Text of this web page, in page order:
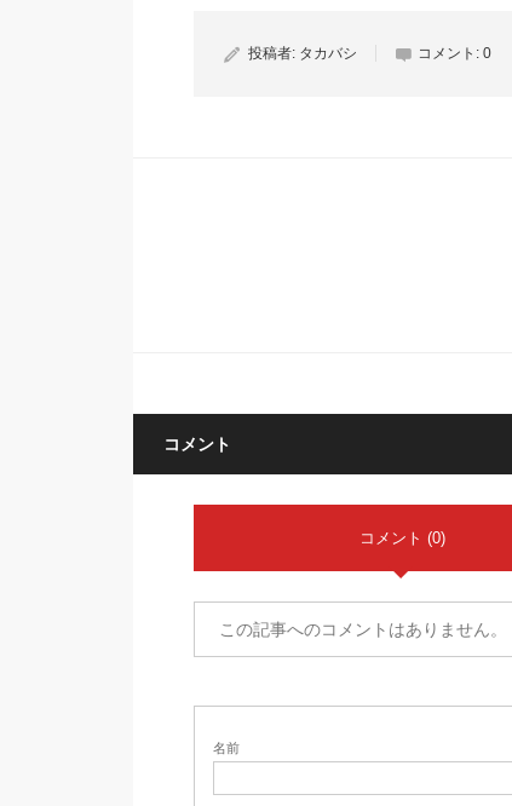
投稿者: タカバシ コメント: 0
コメント
コメント (0)
この記事へのコメントはありません。
名前